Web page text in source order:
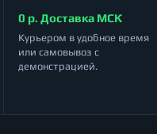
0 р. Доставка МСК
Курьером в удобное время
или самовывоз с
демонстрацией.